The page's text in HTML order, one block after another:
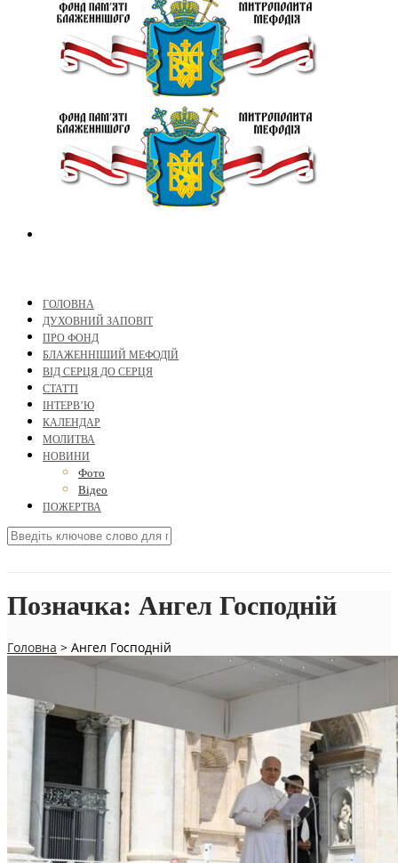
ГОЛОВНА
ДУХОВНИЙ ЗАПОВІТ
ПРО ФОНД
БЛАЖЕННІШИЙ МЕФОДІЙ
ВІД СЕРЦЯ ДО СЕРЦЯ
СТАТТІ
ІНТЕРВ’Ю
КАЛЕНДАР
МОЛИТВА
НОВИНИ
Фото
Відео
ПОЖЕРТВА
Позначка: Ангел Господній
Головна > Ангел Господній